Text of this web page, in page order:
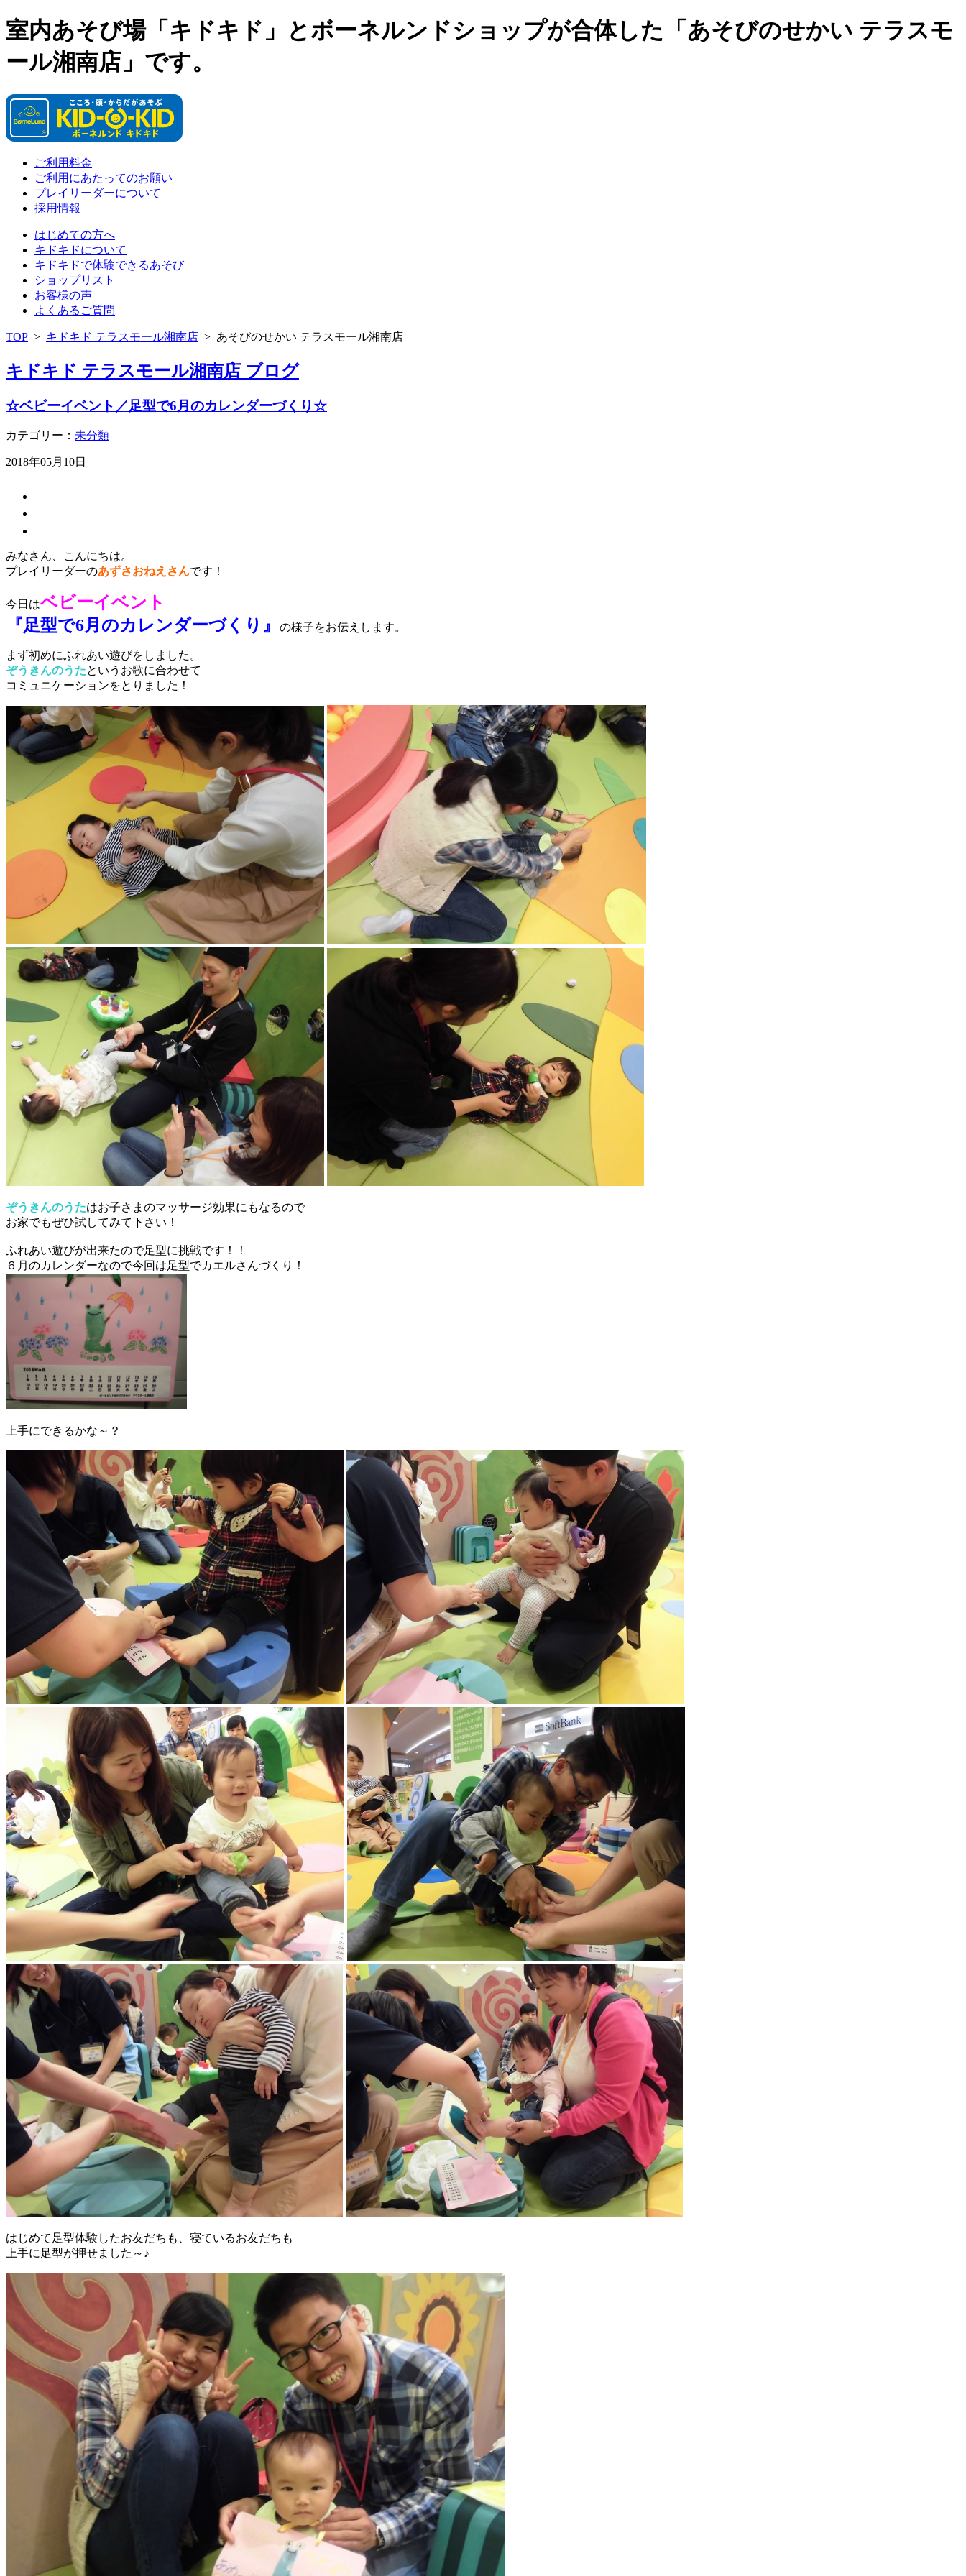
室内あそび場「キドキド」とボーネルンドショップが合体した「あそびのせかい テラスモ
ール湘南店」です。
ご利用料金
ご利用にあたってのお願い
プレイリーダーについて
採用情報
はじめての方へ
キドキドについて
キドキドで体験できるあそび
ショップリスト
お客様の声
よくあるご質問
TOP > キドキド テラスモール湘南店 > あそびのせかい テラスモール湘南店
キドキド テラスモール湘南店 ブログ
☆ベビーイベント／足型で6月のカレンダーづくり☆
カテゴリー： 未分類
2018年05月10日
みなさん、こんにちは。
プレイリーダーのあずさおねえさんです！
今日はベビーイベント
『足型で6月のカレンダーづくり』
の様子をお伝えします。
まず初めにふれあい遊びをしました。
ぞうきんのうたというお歌に合わせて
コミュニケーションをとりました！
ぞうきんのうたはお子さまのマッサージ効果にもなるので
お家でもぜひ試してみて下さい！
ふれあい遊びが出来たので足型に挑戦です！！
６月のカレンダーなので今回は足型でカエルさんづくり！
上手にできるかな～？
はじめて足型体験したお友だちも、寝ているお友だちも
上手に足型が押せました～♪